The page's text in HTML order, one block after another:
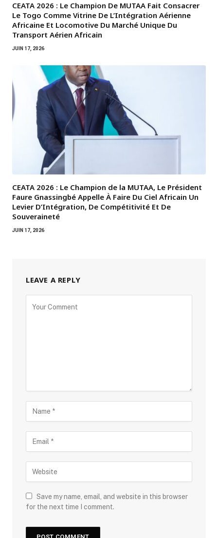
CEATA 2026 : Le Champion De MUTAA Fait Consacrer
Le Togo Comme Vitrine De L’Intégration Aérienne
Africaine Et Locomotive Du Marché Unique Du
Transport Aérien Africain
JUIN 17, 2026
CEATA 2026 : Le Champion de la MUTAA, Le Président
Faure Gnassingbé Appelle À Faire Du Ciel Africain Un
Levier D’Intégration, De Compétitivité Et De
Souveraineté
JUIN 17, 2026
LEAVE A REPLY
Save my name, email, and website in this browser
for the next time I comment.